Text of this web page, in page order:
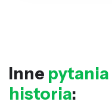
Inne pytania
historia: